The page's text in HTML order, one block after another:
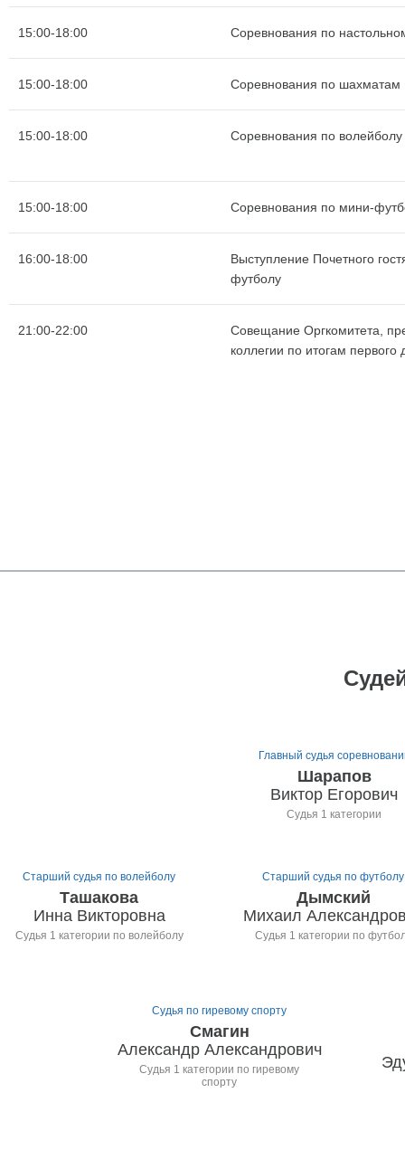
15:00-18:00 Соревнования по
15:00-18:00 Соревнования по шахматам
15:00-18:00 Соревнования по волейболу
15:00-18:00 Соревнования по мини-
16:00-18:00
Выступление Почетного
футболу
21:00-22:00
Совещание Оргкомитета,
коллегии по итогам первого
Главный судья
Шарапов
Виктор Егорович
Судья 1 категории
Старший судья по волейболу
Ташакова
Инна Викторовна
Судья 1 категории по волейболу
Старший судья по футболу
Дымский
Михаил
Судья 1 категории по
Судья по гиревому спорту
Смагин
Александр Александрович
Судья 1 категории по гиревому
спорту